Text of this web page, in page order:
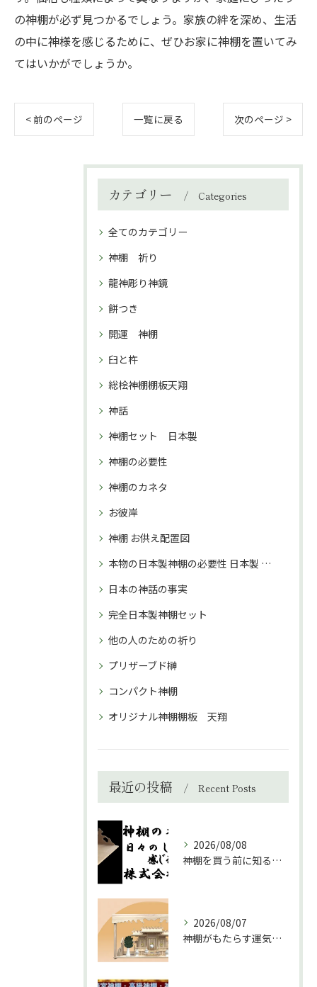
の神棚が必ず見つかるでしょう。家族の絆を深め、生活
の中に神様を感じるために、ぜひお家に神棚を置いてみ
てはいかがでしょうか。
< 前のページ 一覧に戻る 次のページ >
カテゴリー Categories
全てのカテゴリー
神棚 祈り
龍神彫り神鏡
餅つき
開運 神棚
臼と杵
総桧神棚棚板天翔
神話
神棚セット 日本製
神棚の必要性
神棚のカネタ
お彼岸
神棚 お供え配置図
本物の日本製神棚の必要性 日本製 神棚 購入理由
日本の神話の事実
完全日本製神棚セット
他の人のための祈り
プリザーブド榊
コンパクト神棚
オリジナル神棚棚板 天翔
最近の投稿 Recent Posts
2026/08/08
神棚を買う前に知るべき場所選びのポイント
2026/08/07
神棚がもたらす運気と家庭の調和の秘訣